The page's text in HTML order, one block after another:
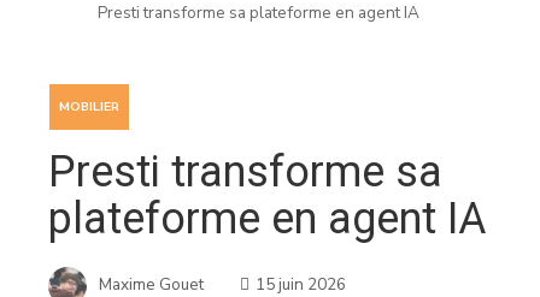
Presti transforme sa plateforme en agent IA
MOBILIER
Presti transforme sa
plateforme en agent IA
Maxime Gouet
15 juin 2026